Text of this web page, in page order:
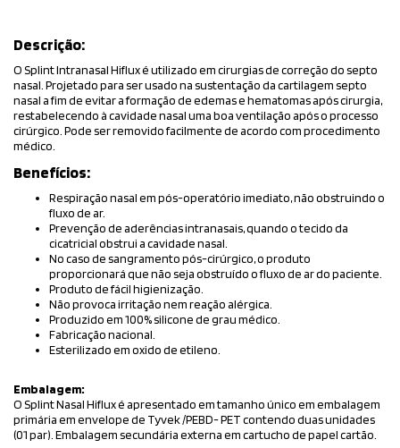
Descrição:
O Splint Intranasal Hiflux é utilizado em cirurgias de correção do septo
nasal. Projetado para ser usado na sustentação da cartilagem septo
nasal a fim de evitar a formação de edemas e hematomas após cirurgia,
restabelecendo à cavidade nasal uma boa ventilação após o processo
cirúrgico. Pode ser removido facilmente de acordo com procedimento
médico.
Benefícios:
Respiração nasal em pós-operatório imediato, não obstruindo o
fluxo de ar.
Prevenção de aderências intranasais, quando o tecido da
cicatricial obstrui a cavidade nasal.
No caso de sangramento pós-cirúrgico, o produto
proporcionará que não seja obstruído o fluxo de ar do paciente.
Produto de fácil higienização.
Não provoca irritação nem reação alérgica.
Produzido em 100% silicone de grau médico.
Fabricação nacional.
Esterilizado em oxido de etileno.
Embalagem:
O Splint Nasal Hiflux é apresentado em tamanho único em embalagem
primária em envelope de Tyvek /PEBD- PET contendo duas unidades
(01 par). Embalagem secundária externa em cartucho de papel cartão.